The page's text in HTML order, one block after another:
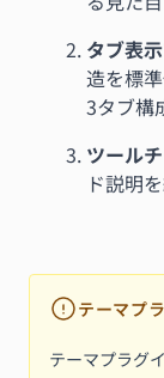
タブ表
造を標
3タブ構
ツール
ド説明
テーマプ
テーマプラグ